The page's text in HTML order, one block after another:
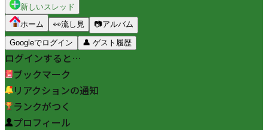
新しいスレッド
ホーム
👀流し見 📷アルバム
Googleでログイン 👤 ゲスト履歴
ログインすると…
ブックマーク
リアクションの通知
ランクがつく
プロフィール